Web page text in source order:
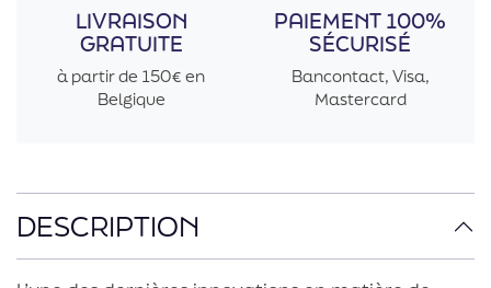
DESCRIPTION
LIVRAISON
GRATUITE
à partir de 150€ en
Belgique
PAIEMENT 100%
SÉCURISÉ
Bancontact, Visa,
Mastercard